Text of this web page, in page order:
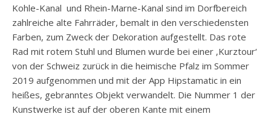
Kohle-Kanal und Rhein-Marne-Kanal sind im Dorfbereich
zahlreiche alte Fahrräder, bemalt in den verschiedensten
Farben, zum Zweck der Dekoration aufgestellt. Das rote
Rad mit rotem Stuhl und Blumen wurde bei einer ‚Kurztour‘
von der Schweiz zurück in die heimische Pfalz im Sommer
2019 aufgenommen und mit der App Hipstamatic in ein
heißes, gebranntes Objekt verwandelt. Die Nummer 1 der
Kunstwerke ist auf der oberen Kante mit einem